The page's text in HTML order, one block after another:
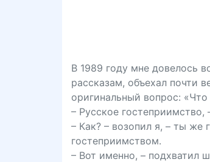
В 1989 году мне довелось
рассказам, объехал почти
оригинальный вопрос:
– Русское
– Как? – возопил я, – ты же
гостеприимством.
– Вот именно, – подхватил